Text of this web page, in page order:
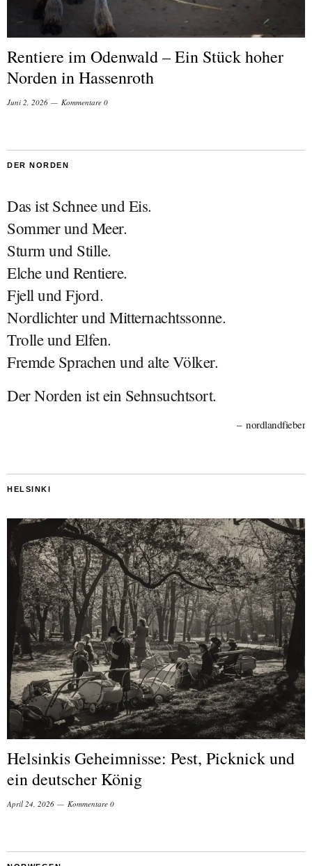
Rentiere im Odenwald – Ein Stück hoher
Norden in Hassenroth
Juni 2, 2026 Kommentare 0
DER NORDEN
Das ist Schnee und Eis.
Sommer und Meer.
Sturm und Stille.
Elche und Rentiere.
Fjell und Fjord.
Nordlichter und Mitternachtssonne.
Trolle und Elfen.
Fremde Sprachen und alte Völker.
Der Norden ist ein Sehnsuchtsort.
nordlandfieber
HELSINKI
Helsinkis Geheimnisse: Pest, Picknick und
ein deutscher König
April 24, 2026 Kommentare 0